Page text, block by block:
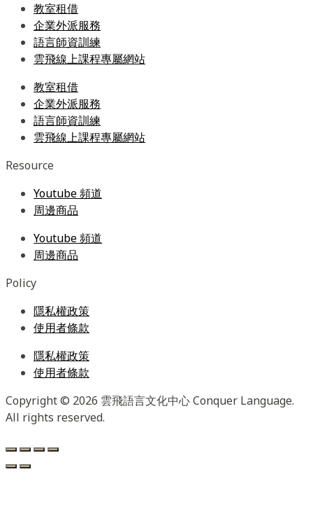
教室租借
企業外派服務
語言師資訓練
雲飛線上課程專屬網站
教室租借
企業外派服務
語言師資訓練
雲飛線上課程專屬網站
Resource
Youtube 頻道
周邊商品
Youtube 頻道
周邊商品
Policy
隱私權政策
使用者條款
隱私權政策
使用者條款
Copyright © 2026 雲飛語言文化中心 Conquer Language.
All rights reserved.